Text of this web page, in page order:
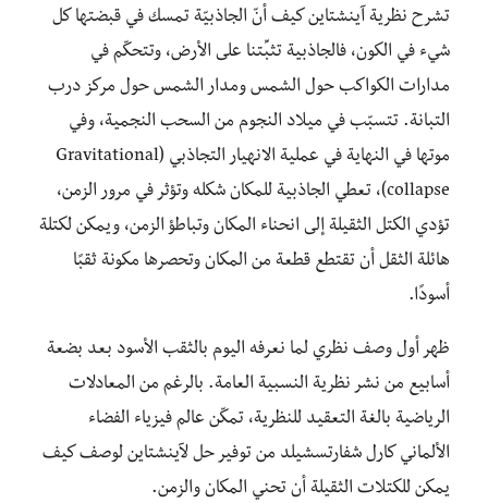
تشرح نظرية آينشتاين كيف أنّ الجاذبيّة تمسك في قبضتها كل
شيء في الكون، فالجاذبية تثبِّتنا على الأرض، وتتحكّم في
مدارات الكواكب حول الشمس ومدار الشمس حول مركز درب
التبانة. تتسبّب في ميلاد النجوم من السحب النجمية، وفي
موتها في النهاية في عملية الانهيار التجاذبي (Gravitational
collapse)، تعطي الجاذبية للمكان شكله وتؤثر في مرور الزمن،
تؤدي الكتل الثقيلة إلى انحناء المكان وتباطؤ الزمن، ويمكن لكتلة
هائلة الثقل أن تقتطع قطعة من المكان وتحصرها مكونة ثقبًا
أسودًا.
ظهر أول وصف نظري لما نعرفه اليوم بالثقب الأسود بعد بضعة
أسابيع من نشر نظرية النسبية العامة. بالرغم من المعادلات
الرياضية بالغة التعقيد للنظرية، تمكّن عالم فيزياء الفضاء
الألماني كارل شفارتسشيلد من توفير حل لآينشتاين لوصف كيف
يمكن للكتلات الثقيلة أن تحني المكان والزمن.